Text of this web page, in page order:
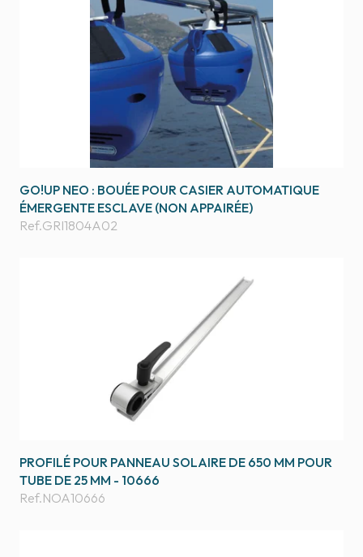
GO!UP NEO : BOUÉE POUR CASIER AUTOMATIQUE
ÉMERGENTE ESCLAVE (NON APPAIRÉE)
Ref.GRI1804A02
PROFILÉ POUR PANNEAU SOLAIRE DE 650 MM POUR
TUBE DE 25 MM - 10666
Ref.NOA10666